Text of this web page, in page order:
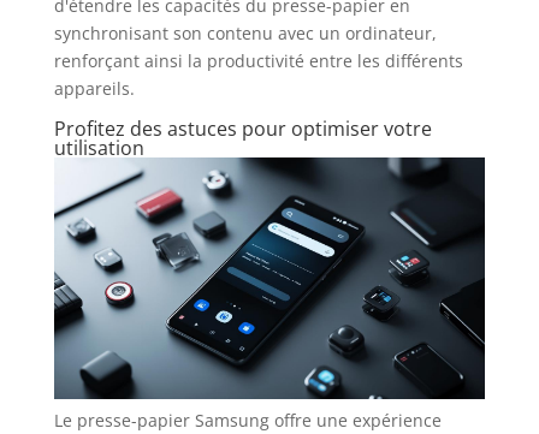
d'étendre les capacités du presse-papier en
synchronisant son contenu avec un ordinateur,
renforçant ainsi la productivité entre les différents
appareils.
Profitez des astuces pour optimiser votre
utilisation
Le presse-papier Samsung offre une expérience